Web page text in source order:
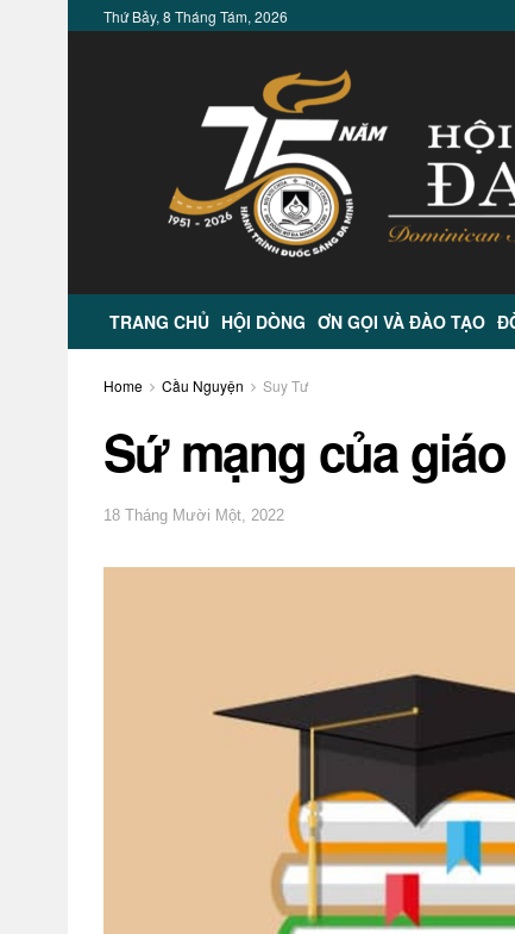
Thứ Bảy, 8 Tháng Tám, 2026
TRANG CHỦ HỘI DÒNG ƠN GỌI VÀ ĐÀO TẠO
Home Cầu Nguyện Suy Tư
Sứ mạng của
18 Tháng Mười Một, 2022